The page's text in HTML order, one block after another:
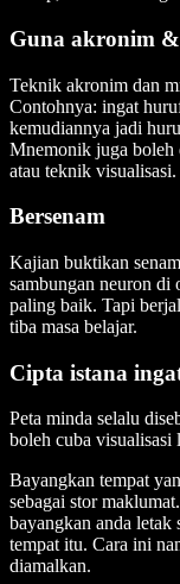
Guna akronim
Teknik akronim dan
Contohnya: ingat
kemudiannya jadi
Mnemonik juga boleh
atau teknik visualisasi.
Bersenam
Kajian buktikan
sambungan neuron di
paling baik. Tapi
tiba masa belajar.
Cipta istana
Peta minda selalu
boleh cuba visualisasi
Bayangkan tempat
sebagai stor
bayangkan anda letak
tempat itu. Cara ini
diamalkan.